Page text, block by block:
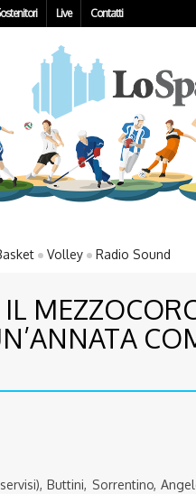
Live Contatti
Volley Radio Sound
Buttini, Sorrentino,